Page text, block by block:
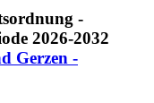
Gerzen -